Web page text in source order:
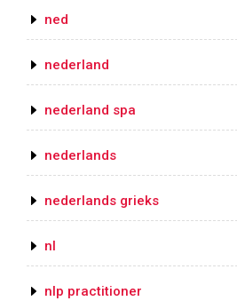
ned
nederland
nederland spa
nederlands
nederlands grieks
nl
nlp practitioner